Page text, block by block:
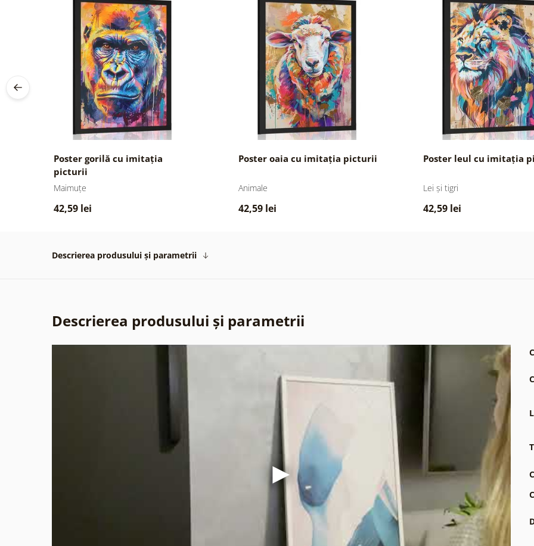
Poster gorilă cu imitația
picturii
Maimuțe
42,59 lei
Poster oaia cu imitația picturii
Animale
42,59 lei
Poster leul cu imitația
Lei și tigri
42,59 lei
Descrierea produsului și parametrii
Descrierea produsului și parametrii